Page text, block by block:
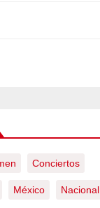
Conciertos
México Nacional